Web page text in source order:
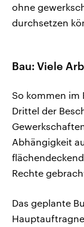
ohne
durchsetzen
Bau: Viele
So kommen im
Drittel der
Abhängigkeit
Rechte
Das geplante